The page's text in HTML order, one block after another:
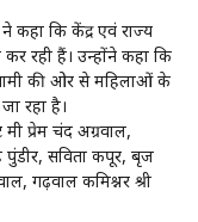
कहा कि केंद्र एवं राज्य
रही हैं। उन्होंने कहा कि
धामी की ओर से महिलाओं के
रहा है।
प्रेम चंद अग्रवाल,
सविता कपूर, बृज
गढ़वाल कमिश्नर श्री